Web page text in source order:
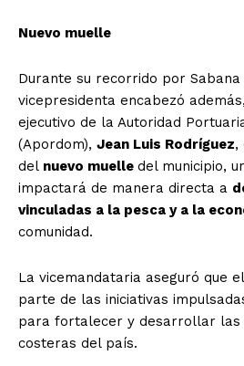
Nuevo muelle
Durante su recorrido por
vicepresidenta encabezó
ejecutivo de la Autoridad
(Apordom), Jean Luis Rodríguez,
del nuevo muelle del municipio,
impactará de manera directa a
vinculadas a la pesca y a la
comunidad.
La vicemandataria aseguró que
parte de las iniciativas
para fortalecer y desarrollar las
costeras del país.